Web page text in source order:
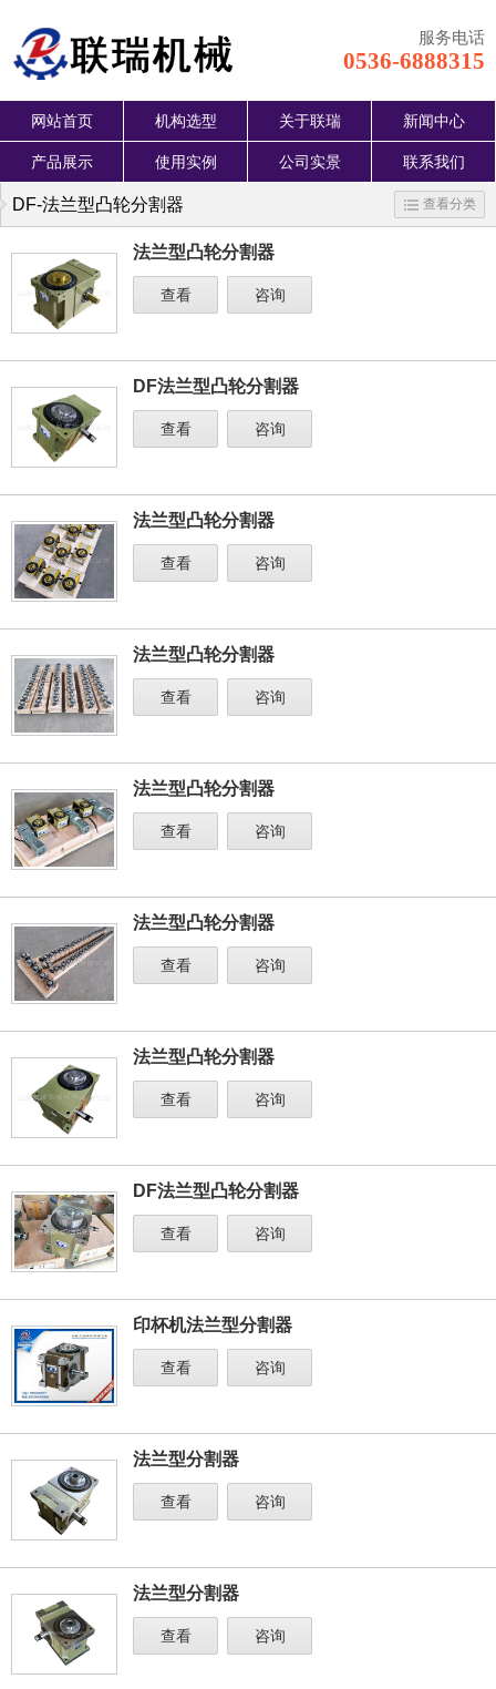
服务电话
0536-6888315
网站首页 机构选型 关于联瑞 新闻中心
产品展示 使用实例 公司实景 联系我们
DF-法兰型凸轮分割器 查看分类
法兰型凸轮分割器
查看 咨询
DF法兰型凸轮分割器
查看 咨询
法兰型凸轮分割器
查看 咨询
法兰型凸轮分割器
查看 咨询
法兰型凸轮分割器
查看 咨询
法兰型凸轮分割器
查看 咨询
法兰型凸轮分割器
查看 咨询
DF法兰型凸轮分割器
查看 咨询
印杯机法兰型分割器
查看 咨询
法兰型分割器
查看 咨询
法兰型分割器
查看 咨询